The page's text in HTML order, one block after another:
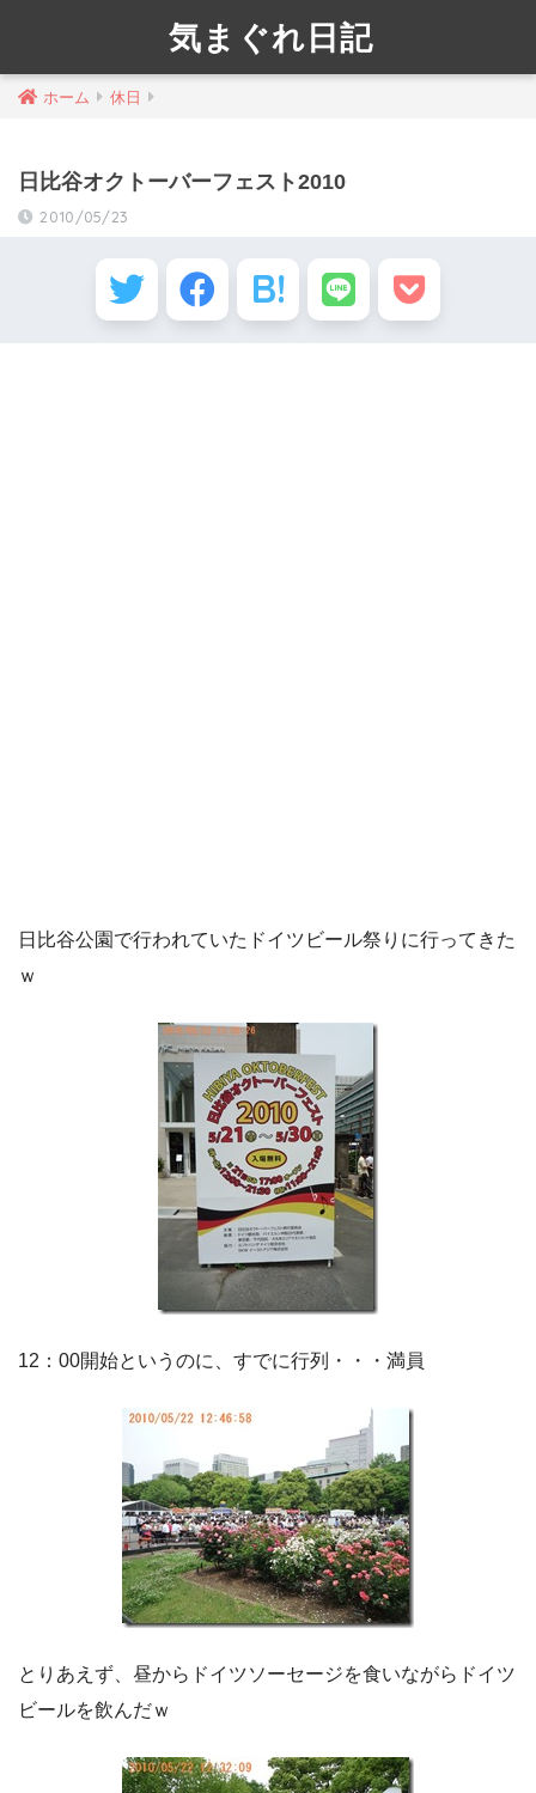
気まぐれ日記
ホーム 休日
日比谷オクトーバーフェスト2010
2010/05/23
日比谷公園で行われていたドイツビール祭りに行ってきた
ｗ
12：00開始というのに、すでに行列・・・満員
とりあえず、昼からドイツソーセージを食いながらドイツ
ビールを飲んだｗ